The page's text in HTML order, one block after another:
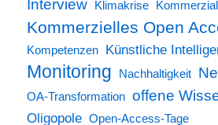
Interview Klimakrise
Kommerzielles Open
Kompetenzen Künstliche
Monitoring Nachhaltigkeit
OA-Transformation offene
Oligopole Open-Access-Tage